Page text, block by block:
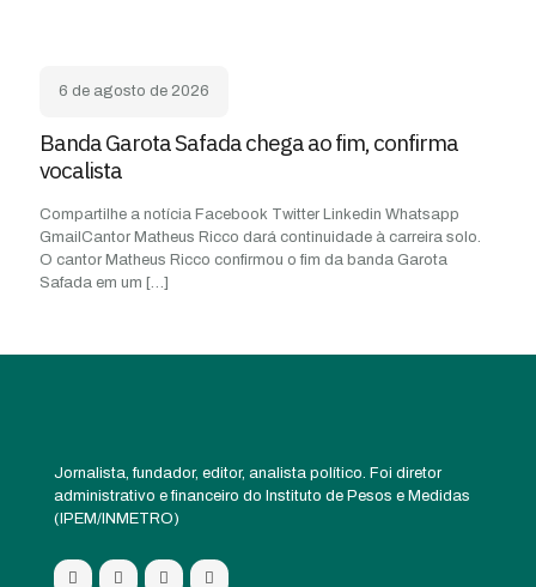
6 de agosto de 2026
Banda Garota Safada chega ao fim, confirma
vocalista
Compartilhe a notícia Facebook Twitter Linkedin Whatsapp
GmailCantor Matheus Ricco dará continuidade à carreira solo.
O cantor Matheus Ricco confirmou o fim da banda Garota
Safada em um […]
Jornalista, fundador, editor, analista político. Foi diretor
administrativo e financeiro do Instituto de Pesos e Medidas
(IPEM/INMETRO)